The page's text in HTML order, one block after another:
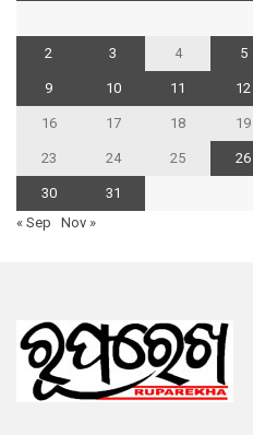
2 3 4 5
9 10 11 12
16 17 18 19
23 24 25 26
30
31
« Sep
Nov »